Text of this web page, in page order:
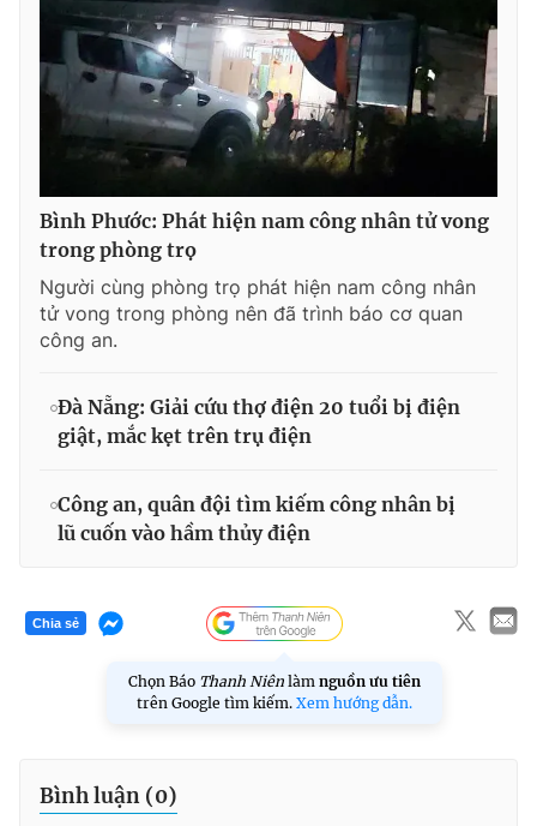
Bình Phước: Phát hiện nam công nhân tử vong
trong phòng trọ
Người cùng phòng trọ phát hiện nam công nhân
tử vong trong phòng nên đã trình báo cơ quan
công an.
Đà Nẵng: Giải cứu thợ điện 20 tuổi bị điện
giật, mắc kẹt trên trụ điện
Công an, quân đội tìm kiếm công nhân bị
lũ cuốn vào hầm thủy điện
Chia sẻ
Chọn Báo Thanh Niên làm nguồn ưu tiên
trên Google tìm kiếm. Xem hướng dẫn.
Bình luận (0)